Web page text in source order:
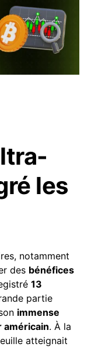
les
notamment
des bénéfices
13
partie
immense
américain. À la
atteignait